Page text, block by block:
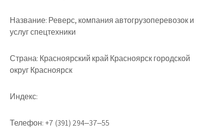
Название: Реверс, компания автогрузоперевозок и
услуг спецтехники
Страна: Красноярский край Красноярск городской
округ Красноярск
Индекс:
Телефон: +7 (391) 294‒37‒55